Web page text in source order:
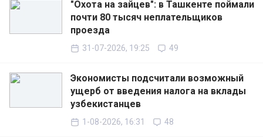
"Охота на зайцев": в Ташкенте поймали
почти 80 тысяч неплательщиков
проезда
31-07-2026, 19:25 49
Экономисты подсчитали возможный
ущерб от введения налога на вклады
узбекистанцев
1-08-2026, 16:31 48